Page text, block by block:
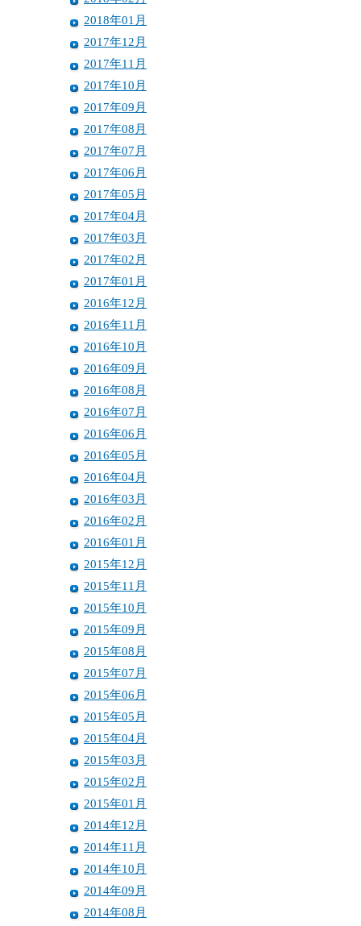
2018年01月
2017年12月
2017年11月
2017年10月
2017年09月
2017年08月
2017年07月
2017年06月
2017年05月
2017年04月
2017年03月
2017年02月
2017年01月
2016年12月
2016年11月
2016年10月
2016年09月
2016年08月
2016年07月
2016年06月
2016年05月
2016年04月
2016年03月
2016年02月
2016年01月
2015年12月
2015年11月
2015年10月
2015年09月
2015年08月
2015年07月
2015年06月
2015年05月
2015年04月
2015年03月
2015年02月
2015年01月
2014年12月
2014年11月
2014年10月
2014年09月
2014年08月